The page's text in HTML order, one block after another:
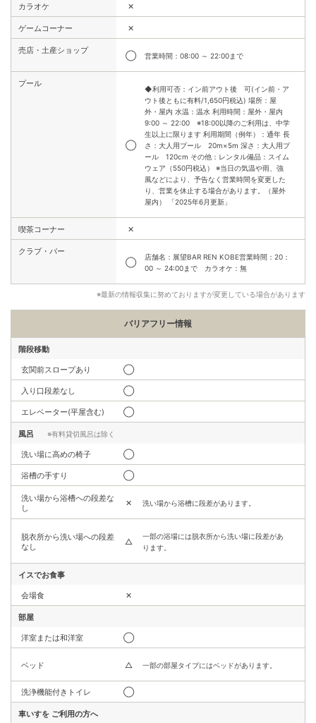
カラオケ ✕
ゲームコーナー ✕
売店・土産ショップ
◯ 営業時間：08:00 ～ 22:00まで
プール
◯
◆利用可否：イン前アウト後 可(イン前・ア
ウト後ともに有料/1,650円税込) 場所：屋
外・屋内 水温：温水 利用時間：屋外・屋内
9:00 ～ 22:00 ※18:00以降のご利用は、中学
生以上に限ります 利用期間（例年）：通年 長
さ：大人用プール 20m×5m 深さ：大人用プ
ール 120cm その他：レンタル備品：スイム
ウェア（550円税込） ※当日の気温や雨、強
風などにより、予告なく営業時間を変更した
り、営業を休止する場合があります。（屋外
屋内） 「2025年6月更新」
喫茶コーナー ✕
クラブ・バー
◯
店舗名：展望BAR REN KOBE営業時間：20：
00 ～ 24:00まで カラオケ：無
※最新の情報収集に努めておりますが変更している場合があります
バリアフリー情報
階段移動
玄関前スロープあり ◯
入り口段差なし ◯
エレベーター(平屋含む) ◯
風呂 ※有料貸切風呂は除く
洗い場に高めの椅子 ◯
浴槽の手すり ◯
洗い場から浴槽への段差な
し
✕ 洗い場から浴槽に段差があります。
脱衣所から洗い場への段差
なし
△
一部の浴場には脱衣所から洗い場に段差があ
ります。
イスでお食事
会場食 ✕
部屋
洋室または和洋室 ◯
ベッド △ 一部の部屋タイプにはベッドがあります。
洗浄機能付きトイレ ◯
車いすを ご利用の方へ